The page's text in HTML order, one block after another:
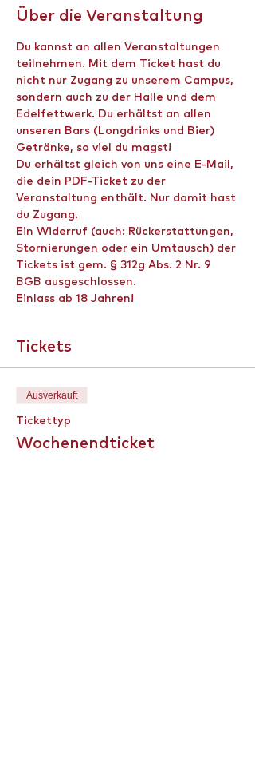
Über die Veranstaltung
Du kannst an allen Veranstaltungen
teilnehmen. Mit dem Ticket hast du
nicht nur Zugang zu unserem Campus,
sondern auch zu der Halle und dem
Edelfettwerk. Du erhältst an allen
unseren Bars (Longdrinks und Bier)
Getränke, so viel du magst!
Du erhältst gleich von uns eine E-Mail,
die dein PDF-Ticket zu der
Veranstaltung enthält. Nur damit hast
du Zugang.
Ein Widerruf (auch: Rückerstattungen,
Stornierungen oder ein Umtausch) der
Tickets ist gem. § 312g Abs. 2 Nr. 9
BGB ausgeschlossen.
Einlass ab 18 Jahren!
Tickets
Ausverkauft
Tickettyp
Wochenendticket